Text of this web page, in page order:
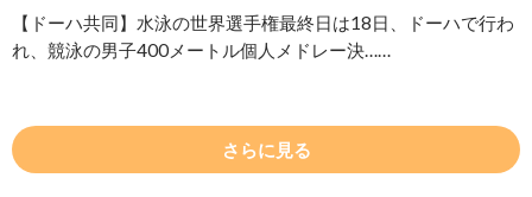
【ドーハ共同】水泳の世界選手権最終日は18日、ドーハで行わ
れ、競泳の男子400メートル個人メドレー決……
さらに見る